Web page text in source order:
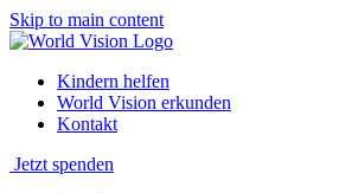
Skip to main content
Kindern helfen
World Vision erkunden
Kontakt
Jetzt spenden